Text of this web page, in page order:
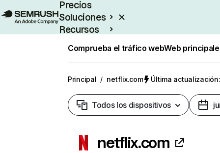
Precios
Soluciones
Recursos
Comprueba el tráfico webWeb
Principal / netflix.com Última
Todos los dispositivos
netflix.com